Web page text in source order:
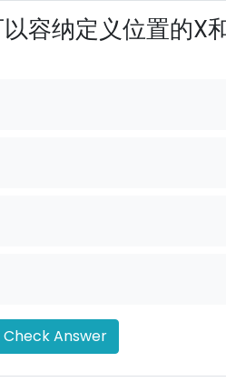
容纳定义位置的X
Check Answer